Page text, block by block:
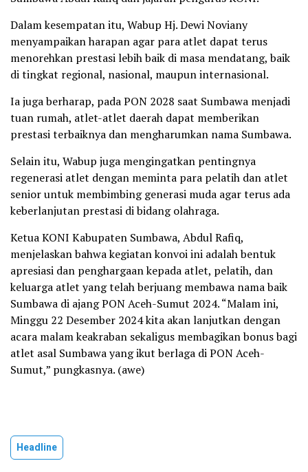
Dalam kesempatan itu, Wabup Hj. Dewi Noviany
menyampaikan harapan agar para atlet dapat terus
menorehkan prestasi lebih baik di masa mendatang, baik
di tingkat regional, nasional, maupun internasional.
Ia juga berharap, pada PON 2028 saat Sumbawa menjadi
tuan rumah, atlet-atlet daerah dapat memberikan
prestasi terbaiknya dan mengharumkan nama Sumbawa.
Selain itu, Wabup juga mengingatkan pentingnya
regenerasi atlet dengan meminta para pelatih dan atlet
senior untuk membimbing generasi muda agar terus ada
keberlanjutan prestasi di bidang olahraga.
Ketua KONI Kabupaten Sumbawa, Abdul Rafiq,
menjelaskan bahwa kegiatan konvoi ini adalah bentuk
apresiasi dan penghargaan kepada atlet, pelatih, dan
keluarga atlet yang telah berjuang membawa nama baik
Sumbawa di ajang PON Aceh-Sumut 2024. “Malam ini,
Minggu 22 Desember 2024 kita akan lanjutkan dengan
acara malam keakraban sekaligus membagikan bonus bagi
atlet asal Sumbawa yang ikut berlaga di PON Aceh-
Sumut,” pungkasnya. (awe)
Headline